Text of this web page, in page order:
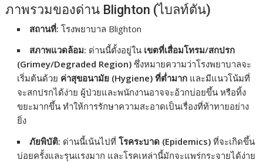
ภาพรวมของด่าน Blighton (ไบลท์ตัน)
สถานที่: โรงพยาบาล Blighton
สภาพแวดล้อม: ด่านนี้ตั้งอยู่ใน เขตที่เสื่อมโทรม/สกปรก
(Grimey/Degraded Region) ซึ่งหมายความว่าโรงพยาบาลจะ
เริ่มต้นด้วย ค่าสุขอนามัย (Hygiene) ที่ต่ำมาก และมีแนวโน้มที่
จะสกปรกได้ง่าย ผู้ป่วยและพนักงานอาจจะอ้วกบ่อยขึ้น หรือทิ้ง
ขยะมากขึ้น ทำให้การรักษาความสะอาดเป็นเรื่องที่ท้าทายอย่าง
ยิ่ง
ภัยพิบัติ: ด่านนี้เน้นไปที่โรคระบาด (Epidemics) ที่จะเกิดขึ้น
บ่อยครั้งและรุนแรงมาก และโรคเหล่านี้มักจะแพร่กระจายได้ง่าย